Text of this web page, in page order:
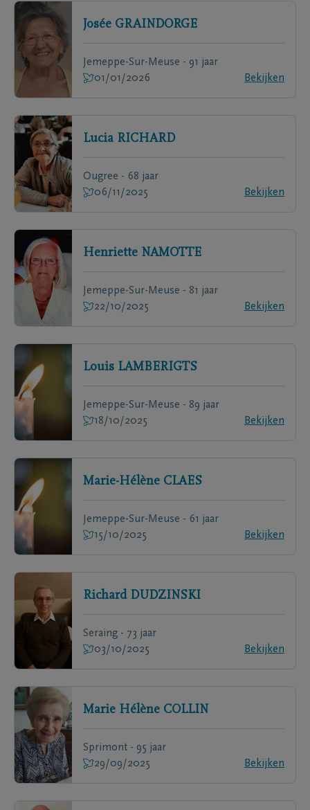
Josée GRAINDORGE
Jemeppe-Sur-Meuse - 91 jaar
01/01/2026
Bekijken
Lucia RICHARD
Ougree - 68 jaar
06/11/2025
Bekijken
Henriette NAMOTTE
Jemeppe-Sur-Meuse - 81 jaar
22/10/2025
Bekijken
Louis LAMBERIGTS
Jemeppe-Sur-Meuse - 89 jaar
18/10/2025
Bekijken
Marie-Hélène CLAES
Jemeppe-Sur-Meuse - 61 jaar
15/10/2025
Bekijken
Richard DUDZINSKI
Seraing - 73 jaar
03/10/2025
Bekijken
Marie Hélène COLLIN
Sprimont - 95 jaar
29/09/2025
Bekijken